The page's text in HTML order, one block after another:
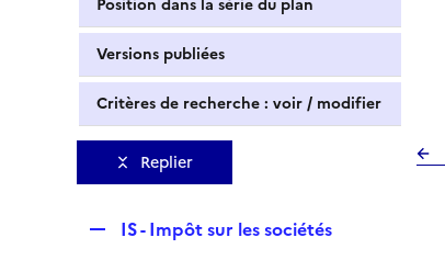
Position dans la série du plan
Versions publiées
Critères de recherche : voir / modifier
Replier
IS - Impôt sur les sociétés